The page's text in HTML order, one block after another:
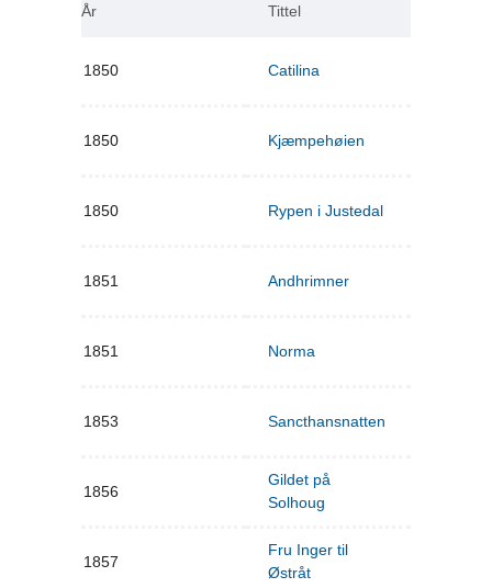
År Tittel
1850 Catilina
1850 Kjæmpehøien
1850 Rypen i Justedal
1851 Andhrimner
1851 Norma
1853 Sancthansnatten
1856
Gildet på
Solhoug
1857
Fru Inger til
Østråt